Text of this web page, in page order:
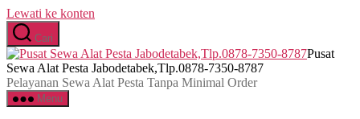
Lewati ke konten
Cari
Pusat
Sewa Alat Pesta Jabodetabek,Tlp.0878-7350-8787
Pelayanan Sewa Alat Pesta Tanpa Minimal Order
Menu